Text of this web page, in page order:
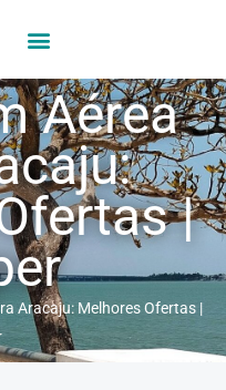
Aérea
|
Aracaju: Melhores Ofertas |